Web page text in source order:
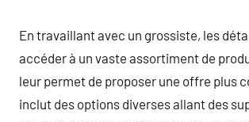
En travaillant avec un grossiste, les
accéder à un vaste assortiment de
leur permet de proposer une offre plus
inclut des options diverses allant des